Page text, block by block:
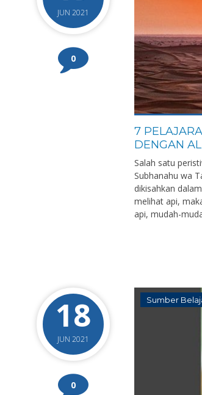
JUN 2021
0
7
DENGAN
Salah satu
Subhanahu wa
dikisahkan
melihat api,
api, mudah-
18
JUN 2021
0
Sumber